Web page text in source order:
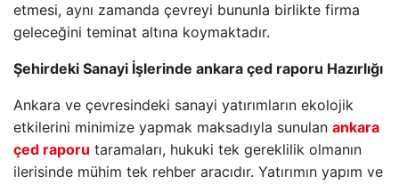
etmesi, aynı zamanda çevreyi bununla birlikte firma
geleceğini teminat altına koymaktadır.
Şehirdeki Sanayi İşlerinde ankara çed raporu Hazırlığı
Ankara ve çevresindeki sanayi yatırımların ekolojik
etkilerini minimize yapmak maksadıyla sunulan ankara
çed raporu taramaları, hukuki tek gereklilik olmanın
ilerisinde mühim tek rehber aracıdır. Yatırımın yapım ve